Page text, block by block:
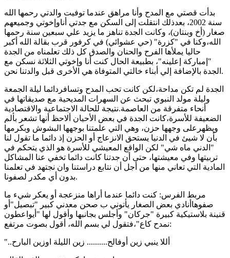
بدأت قصتي مع المدح وأنا مراهق عندما توفيت والدتي رحمها الله
سنة 2002، بعدذلك انتقلت إلى السكن مع جدتي أناوإخوتي وجميعهم
صغار (أخ وبنتان)، وكانت الجدة تناهز ما يزيد علي سبعين سنة رحمها
الله،وكنا في "كزرة" (حي عشوائي) في كرفور قرب بقالة الله أكبر
حاليا يملأها الفرح والحنان والصدق كل ذلك تعلمناه من الجدة
"إمباركة إعلينه"، بطبيعة الحال كنت أنا وإخوتي الثلاثة نسكن مع
الجدة بالإضافة إلي أبناء خالتي المتوفاة هي الأخرى قبل والدتنا نحن.
الجدة لم تكن مداحة،لكن كانت تحب المدح وتسافردائما ليلة الجمعة
وليلة مولد النبوي تبحث عن السهرات المديحية مع صديقاتها في
أنحاء متفرقة من العاصمة.نتيجة للحالة الاجتماعية والاقتصادية
الضعيفة للأسرة،كانت الجدة في بعض الأحيان ألاحظ أنها تشعر بألم
ويظهرعلى وجهها حزن، وهي التي علمتنا بوجهها البشوش وبكرمها
بأن لا شيئ في الدنيا يستحق الانزعاج أو الحزن إذ دائما ما تقول لنا
"الدني ماه شي" لكن الواقع المعيشي للأسرة هو الذي يتحكم في
تربيتها وفي معيشتها، حتى أن جدتنا كانت دائما تخفي عنا المشاكل
المادية التي تعاني منها من أجل أن نتابع دراستنا وان نجتهد في تعلمنا
بدون أي مكدر لصفونا.
مربط الفرس: كنت دائما عندما أراها منزعجة أو يعكر شيء ما
صفوهاأنادي بعض الصغار يأتوني ب صحن معدني كبير "تبصيل"أو
قنينة بلاستيكية كبيرة "جركان" وأجلس بجانبها وأقول لها "أيواعطون
نمدح كاع"،فتقول لي بسم الله، أقول بصوت مرتفع:
"..أللا ينبي زين أوفالح.......... زين الليلة اوزين البارح